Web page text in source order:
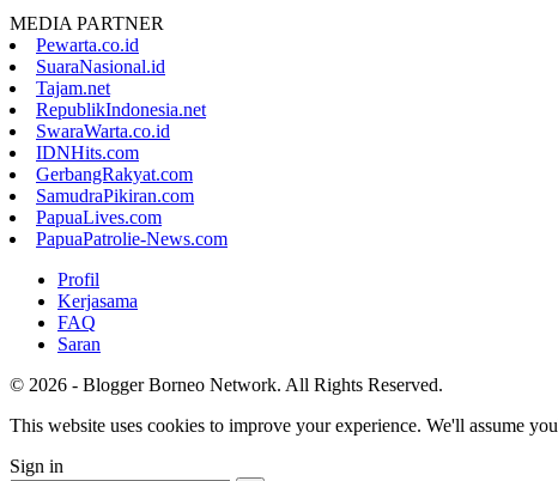
MEDIA PARTNER
Pewarta.co.id
SuaraNasional.id
Tajam.net
RepublikIndonesia.net
SwaraWarta.co.id
IDNHits.com
GerbangRakyat.com
SamudraPikiran.com
PapuaLives.com
PapuaPatrolie-News.com
Profil
Kerjasama
FAQ
Saran
© 2026 - Blogger Borneo Network. All Rights Reserved.
This website uses cookies to improve your experience. We'll assume
Sign in